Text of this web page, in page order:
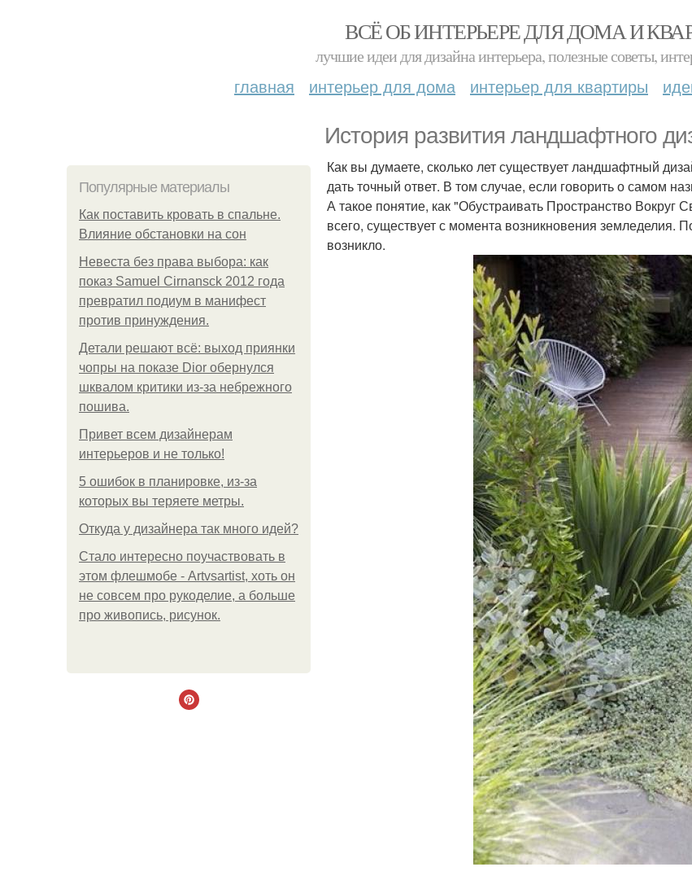
ВСЁ ОБ ИНТЕРЬЕРЕ ДЛЯ ДОМА И
лучшие идеи для дизайна интерьера, полезные советы,
главная интерьер для дома интерьер для квартиры
История развития ландшафтного
Популярные материалы
Как поставить кровать в спальне.
Влияние обстановки на сон
Невеста без права выбора: как
показ Samuel Cirnansck 2012 года
превратил подиум в манифест
против принуждения.
Детали решают всё: выход приянки
чопры на показе Dior обернулся
шквалом критики из-за небрежного
пошива.
Привет всем дизайнерам
интерьеров и не только!
5 ошибок в планировке, из-за
которых вы теряете метры.
Откуда у дизайнера так много идей?
Стало интересно поучаствовать в
этом флешмобе - Artvsartist, хоть он
не совсем про рукоделие, а больше
про живопись, рисунок.
Как вы думаете, сколько лет существует ландшафтный
дать точный ответ. В том случае, если говорить о самом
А такое понятие, как "Обустраивать Пространство
всего, существует с момента возникновения
возникло.